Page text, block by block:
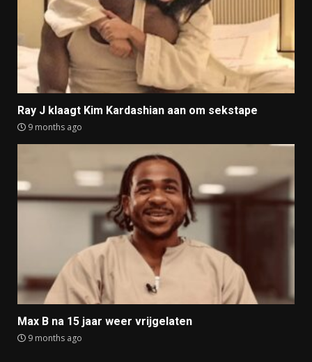
Ray J klaagt Kim Kardashian aan om sekstape
9 months ago
Max B na 15 jaar weer vrijgelaten
9 months ago